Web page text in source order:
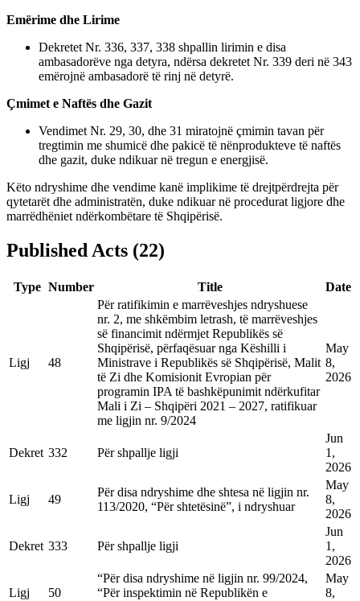
Emërime dhe Lirime
Dekretet Nr. 336, 337, 338 shpallin lirimin e disa
ambasadorëve nga detyra, ndërsa dekretet Nr. 339 deri në 343
emërojnë ambasadorë të rinj në detyrë.
Çmimet e Naftës dhe Gazit
Vendimet Nr. 29, 30, dhe 31 miratojnë çmimin tavan për
tregtimin me shumicë dhe pakicë të nënprodukteve të naftës
dhe gazit, duke ndikuar në tregun e energjisë.
Këto ndryshime dhe vendime kanë implikime të drejtpërdrejta për
qytetarët dhe administratën, duke ndikuar në procedurat ligjore dhe
marrëdhëniet ndërkombëtare të Shqipërisë.
Published Acts (22)
Type Number Title Date
Ligj 48
Për ratifikimin e marrëveshjes ndryshuese
nr. 2, me shkëmbim letrash, të marrëveshjes
së financimit ndërmjet Republikës së
Shqipërisë, përfaqësuar nga Këshilli i
Ministrave i Republikës së Shqipërisë, Malit
të Zi dhe Komisionit Evropian për
programin IPA të bashkëpunimit ndërkufitar
Mali i Zi – Shqipëri 2021 – 2027, ratifikuar
me ligjin nr. 9/2024
May
8,
2026
Dekret 332 Për shpallje ligji
Jun
1,
2026
Ligj 49
Për disa ndryshime dhe shtesa në ligjin nr.
113/2020, “Për shtetësinë”, i ndryshuar
May
8,
2026
Dekret 333 Për shpallje ligji
Jun
1,
2026
Ligj 50
“Për disa ndryshime në ligjin nr. 99/2024,
“Për inspektimin në Republikën e
May
8,